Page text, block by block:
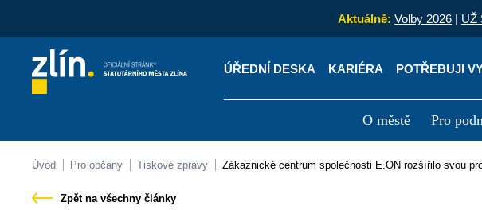
Aktuálně: Volby 2026 | UŽ
ÚŘEDNÍ DESKA KARIÉRA POTŘEBUJI
O městě Pro
Kontakty Úřední deska
Úvod Pro občany Tiskové zprávy Zákaznické centrum společnosti E.ON rozšířilo svou
Zpět na všechny články